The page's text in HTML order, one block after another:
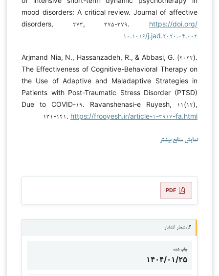
mood disorders: A critical review. Journal of affective
disorders, ۲۷۳, ۳۷۵-۳۷۹. https://doi.org/
۱۰.۱۰۱۶/j.jad.۲۰۲۰.۰۴.۰۰۲
Arjmand Nia, N., Hassanzadeh, R., & Abbasi, G. (۲۰۲۲).
The Effectiveness of Cognitive-Behavioral Therapy on
the Use of Adaptive and Maladaptive Strategies in
Patients with Post-Traumatic Stress Disorder (PTSD)
Due to COVID-۱۹. Ravanshenasi-e Ruyesh, ۱۱(۱۲),
۱۳۱-۱۴۱. https://frooyesh.ir/article-۱-۳۹۱۷-fa.html
نمایش منابع بیشتر
PDF
گاه‌شمار انتشار
چاپ شده
۱۴۰۴/۰۱/۲۵